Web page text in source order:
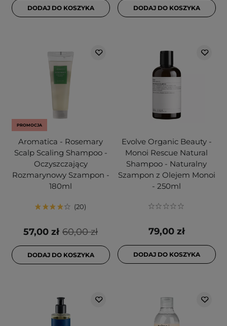
DODAJ DO KOSZYKA DODAJ DO KOSZYKA
PROMOCJA
Aromatica - Rosemary
Scalp Scaling Shampoo -
Oczyszczający
Rozmarynowy Szampon -
180ml
20
60,00 zł
57,00 zł
DODAJ DO KOSZYKA
Evolve Organic Beauty -
Monoi Rescue Natural
Shampoo - Naturalny
Szampon z Olejem Monoi
- 250ml
79,00 zł
DODAJ DO KOSZYKA